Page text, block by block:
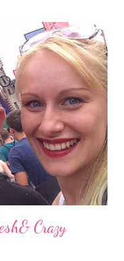
, mindenféle új
régi barátunkat, az órát
hogy mennyi az idő, ő
és rávágta: "fél 3".
mobilok már nem csak
a GPS-t és a
Crazy